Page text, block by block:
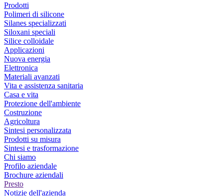
Prodotti
Polimeri di silicone
Silanes specializzati
Siloxani speciali
Silice colloidale
Applicazioni
Nuova energia
Elettronica
Materiali avanzati
Vita e assistenza sanitaria
Casa e vita
Protezione dell'ambiente
Costruzione
Agricoltura
Sintesi personalizzata
Prodotti su misura
Sintesi e trasformazione
Chi siamo
Profilo aziendale
Brochure aziendali
Presto
Notizie dell'azienda